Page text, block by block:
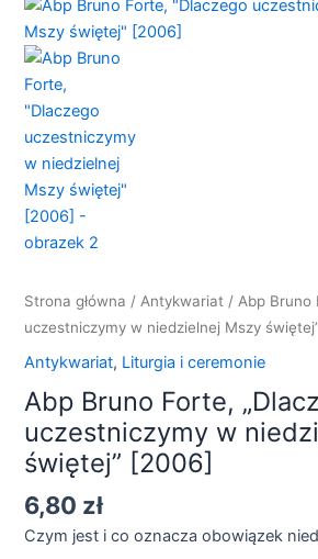
Strona główna / Antykwariat / Abp Bruno
uczestniczymy w niedzielnej Mszy
Antykwariat, Liturgia i ceremonie
Abp Bruno Forte,
uczestniczymy w
świętej” [2006]
6,80 zł
Czym jest i co oznacza obowiązek
Abp
Bruno
Forte,
"Dlaczego
uczestniczymy
w
niedzielnej
Mszy
świętej"